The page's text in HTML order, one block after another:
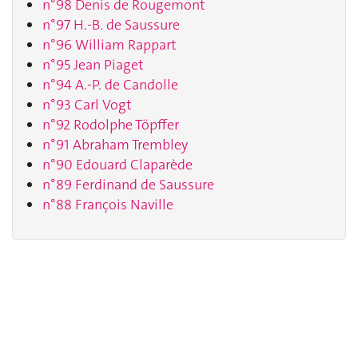
n°98 Denis de Rougemont
n°97 H.-B. de Saussure
n°96 William Rappart
n°95 Jean Piaget
n°94 A.-P. de Candolle
n°93 Carl Vogt
n°92 Rodolphe Töpffer
n°91 Abraham Trembley
n°90 Edouard Claparède
n°89 Ferdinand de Saussure
n°88 François Naville